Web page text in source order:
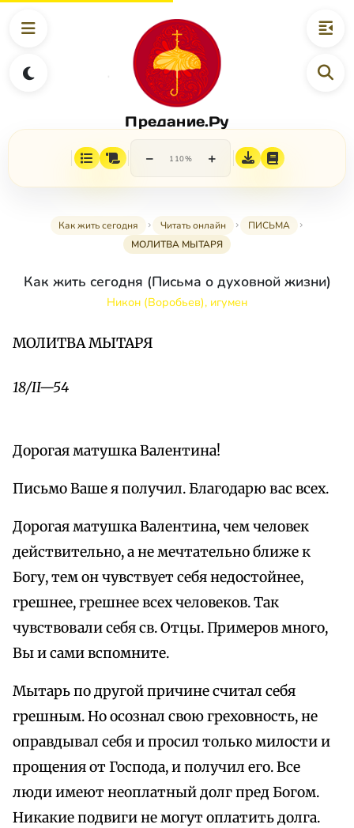
Предание.Ру
− 110% +
Как жить сегодня Читать онлайн
ПИСЬМА
МОЛИТВА МЫТАРЯ
Как жить сегодня (Письма о духовной жизни)
Никон (Воробьев), игумен
МОЛИТВА МЫТАРЯ
18/II—54
Дорогая матушка Валентина!
Письмо Ваше я получил. Благодарю вас всех.
Дорогая матушка Валентина, чем человек
действительно, а не мечтательно ближе к
Богу, тем он чувствует себя недостойнее,
грешнее, грешнее всех человеков. Так
чувствовали себя св. Отцы. Примеров много,
Вы и сами вспомните.
Мытарь по другой причине считал себя
грешным. Но осознал свою греховность, не
оправдывал себя и просил только милости и
прощения от Господа, и получил его. Все
люди имеют неоплатный долг пред Богом.
Никакие подвиги не могут оплатить долга.